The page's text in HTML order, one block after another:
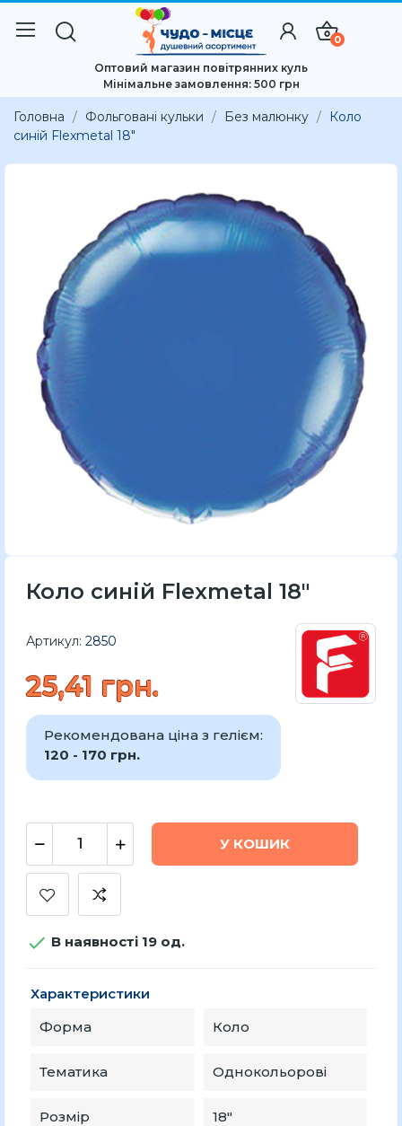
0
Оптовий магазин повітрянних куль
Мінімальне замовлення: 500 грн
Головна Фольговані кульки Без малюнку
Коло
синій Flexmetal 18"
Коло синій Flexmetal 18"
Артикул: 2850
25,41 грн.
Рекомендована ціна з гелієм:
120 - 170 грн.
У КОШИК
 В наявності 19 од.
Характеристики
Форма
Коло
Тематика Однокольорові
Розмір 18″